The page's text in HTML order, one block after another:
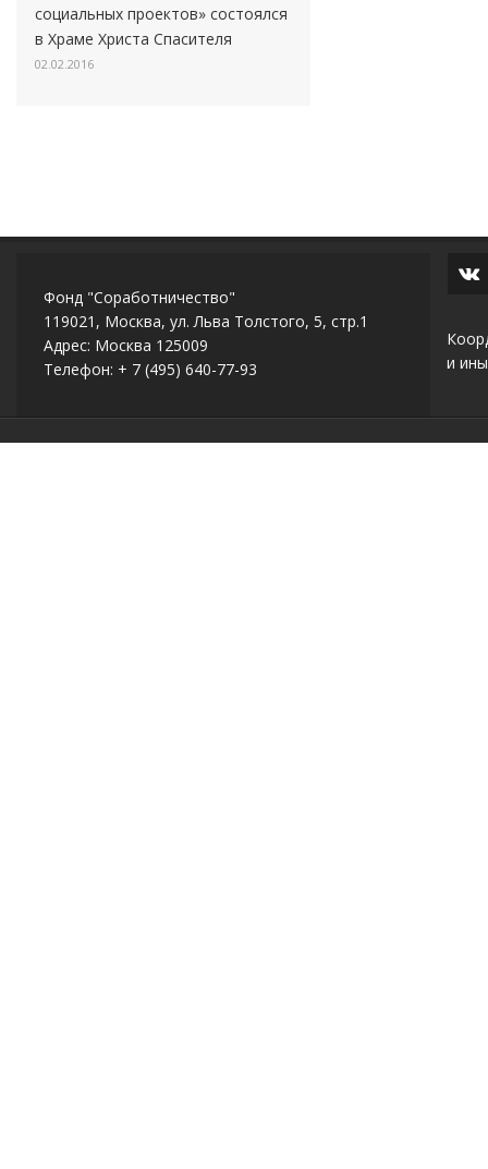
социальных проектов» состоялся
в Храме Христа Спасителя
02.02.2016
Фонд "Соработничество"
119021, Москва, ул. Льва Толстого, 5, стр.1
Адрес: Москва 125009
Телефон: + 7 (495) 640-77-93
и